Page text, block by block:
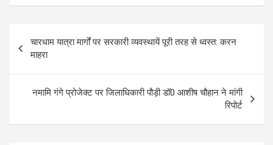
navigation
चारधाम यात्रा मार्गों पर सरकारी व्यवस्थायें पूरी तरह से ध्वस्त: करन
माहरा
नमामि गंगे प्रोजेक्ट पर जिलाधिकारी पौड़ी डॉ0 आशीष चौहान ने मांगी
रिपोर्ट